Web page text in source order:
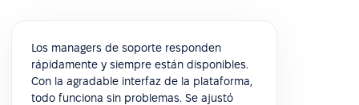
Los managers de soporte responden
rápidamente y siempre están disponibles.
Con la agradable interfaz de la plataforma,
todo funciona sin problemas. Se ajustó